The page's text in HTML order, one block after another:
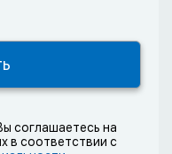
соглашаетесь на
в соответствии с